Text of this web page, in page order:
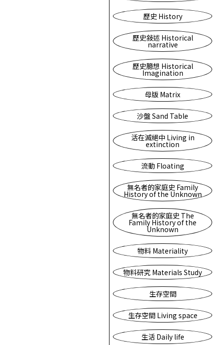
歷史 History
歷史敍述 Historical
narrative
歷史臆想 Historical
Imagination
母版 Matrix
沙盤 Sand Table
活在滅絕中 Living in
extinction
流動 Floating
無名者的家庭史 Family
History of the Unknown
無名者的家庭史 The
Family History of the
Unknown
物料 Materiality
物料研究 Materials Study
生存空間
生存空間 Living space
生活 Daily life